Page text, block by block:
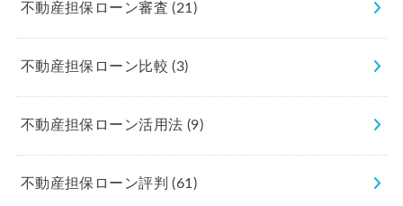
不動産担保ローン審査(21)
不動産担保ローン比較(3)
不動産担保ローン活用法 (9)
不動産担保ローン評判(61)